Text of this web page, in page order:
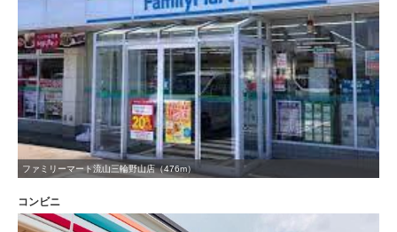
ファミリーマート流山三輪野山店（476m）
コンビニ